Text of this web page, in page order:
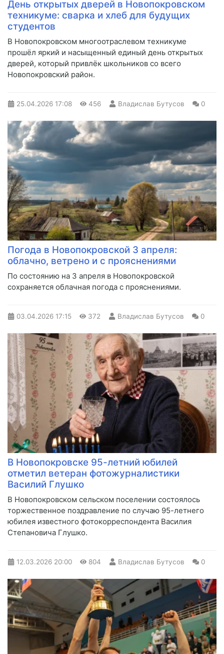
День открытых дверей в Новопокровском
техникуме: сварка и хлеб для будущих
студентов
В Новопокровском многоотраслевом техникуме
прошёл яркий и насыщенный единый день открытых
дверей, который привлёк школьников со всего
Новопокровский район.
25.04.2026 17:08 456 Владислав Бутусов 0
Погода в Новопокровской 3 апреля:
облачно, ветрено и с прояснениями
По состоянию на 3 апреля в Новопокровской
сохраняется облачная погода с прояснениями.
03.04.2026 17:15 372 Владислав Бутусов 0
В Новопокровске 95-летний юбилей
отметил ветеран фотожурналистики
Василий Глушко
В Новопокровском сельском поселении состоялось
торжественное поздравление по случаю 95-летнего
юбилея известного фотокорреспондента Василия
Степановича Глушко.
12.03.2026 20:00 804 Владислав Бутусов 0